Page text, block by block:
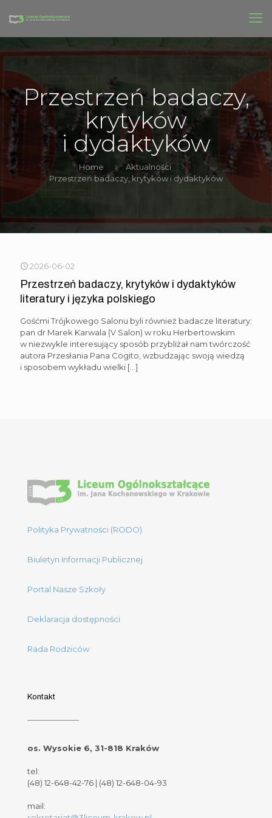
Przestrzeń badaczy,
krytyków
i dydaktyków
Home
Aktualności
Przestrzeń badaczy, krytyków i dydaktyków
2026-06-02
Przestrzeń badaczy, krytyków i dydaktyków
literatury i języka polskiego
Gośćmi Trójkowego Salonu byli również badacze literatury:
pan dr Marek Karwala (V Salon) w roku Herbertowskim
w niezwykle interesujący sposób przybliżał nam twórczość
autora Przesłania Pana Cogito, wzbudzając swoją wiedzą
i sposobem wykładu wielki […]
Polityka Prywatności (RODO)
Biuletyn Informacji Publicznej
Portal Nasze Szkoły
Deklaracja dostępności
Rada Rodziców
Kontakt
os. Wysokie 6, 31-818 Kraków
tel:
(48) 12-648-42-76 | (48) 12-648-04-93
mail: